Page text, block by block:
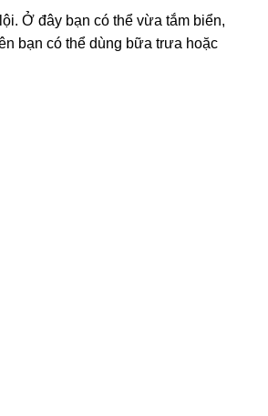
Ở đây bạn có thể vừa tắm biển,
bạn có thể dùng bữa trưa hoặc